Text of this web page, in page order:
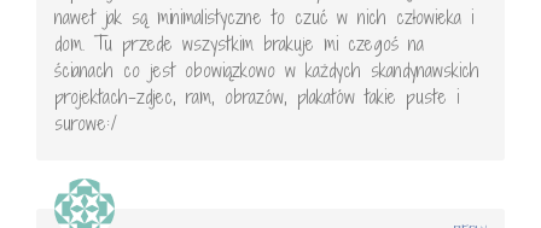
nawet jak są minimalistyczne to czuć w nich człowieka i
dom. Tu przede wszystkim brakuje mi czegoś na
ścianach co jest obowiązkowo w każdych skandynawskich
projektach-zdjec, ram, obrazów, plakatów takie puste i
surowe:/